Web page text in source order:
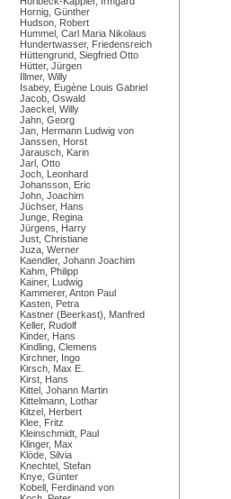
Hornig, Günther
Hudson, Robert
Hummel, Carl Maria Nikolaus
Hundertwasser, Friedensreich
Hüttengrund, Siegfried Otto
Hütter, Jürgen
Illmer, Willy
Isabey, Eugène Louis Gabriel
Jacob, Oswald
Jaeckel, Willy
Jahn, Georg
Jan, Hermann Ludwig von
Janssen, Horst
Jarausch, Karin
Jarl, Otto
Joch, Leonhard
Johansson, Eric
John, Joachim
Jüchser, Hans
Junge, Regina
Jürgens, Harry
Just, Christiane
Juza, Werner
Kaendler, Johann Joachim
Kahm, Philipp
Kainer, Ludwig
Kammerer, Anton Paul
Kasten, Petra
Kastner (Beerkast), Manfred
Keller, Rudolf
Kinder, Hans
Kindling, Clemens
Kirchner, Ingo
Kirsch, Max E.
Kirst, Hans
Kittel, Johann Martin
Kittelmann, Lothar
Kitzel, Herbert
Klee, Fritz
Kleinschmidt, Paul
Klinger, Max
Klöde, Silvia
Knechtel, Stefan
Knye, Günter
Kobell, Ferdinand von